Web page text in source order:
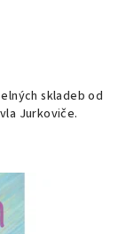
skladeb od
Jurkoviče.